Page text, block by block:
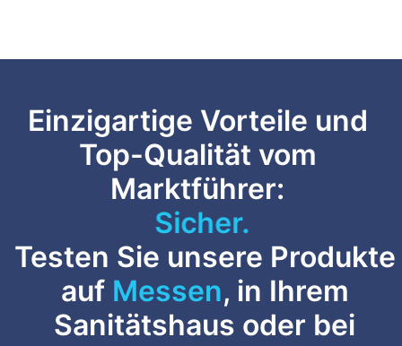
Einzigartige Vorteile und
Top-Qualität vom
Marktführer:
Sicher.
Testen Sie unsere Produkte
auf Messen, in Ihrem
Sanitätshaus oder bei